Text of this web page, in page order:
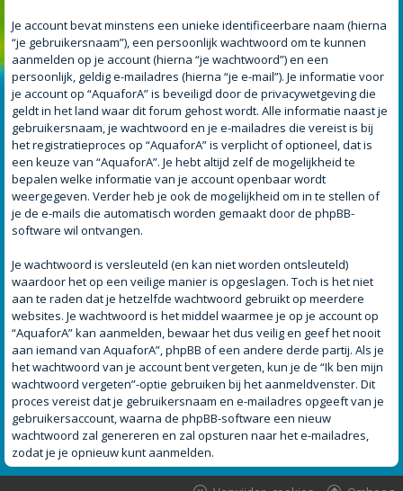
Je account bevat minstens een unieke identificeerbare naam (hierna
“je gebruikersnaam”), een persoonlijk wachtwoord om te kunnen
aanmelden op je account (hierna “je wachtwoord”) en een
persoonlijk, geldig e-mailadres (hierna “je e-mail”). Je informatie voor
je account op “AquaforA” is beveiligd door de privacywetgeving die
geldt in het land waar dit forum gehost wordt. Alle informatie naast je
gebruikersnaam, je wachtwoord en je e-mailadres die vereist is bij
het registratieproces op “AquaforA” is verplicht of optioneel, dat is
een keuze van “AquaforA”. Je hebt altijd zelf de mogelijkheid te
bepalen welke informatie van je account openbaar wordt
weergegeven. Verder heb je ook de mogelijkheid om in te stellen of
je de e-mails die automatisch worden gemaakt door de phpBB-
software wil ontvangen.
Je wachtwoord is versleuteld (en kan niet worden ontsleuteld)
waardoor het op een veilige manier is opgeslagen. Toch is het niet
aan te raden dat je hetzelfde wachtwoord gebruikt op meerdere
websites. Je wachtwoord is het middel waarmee je op je account op
“AquaforA” kan aanmelden, bewaar het dus veilig en geef het nooit
aan iemand van AquaforA”, phpBB of een andere derde partij. Als je
het wachtwoord van je account bent vergeten, kun je de “Ik ben mijn
wachtwoord vergeten”-optie gebruiken bij het aanmeldvenster. Dit
proces vereist dat je gebruikersnaam en e-mailadres opgeeft van je
gebruikersaccount, waarna de phpBB-software een nieuw
wachtwoord zal genereren en zal opsturen naar het e-mailadres,
zodat je je opnieuw kunt aanmelden.